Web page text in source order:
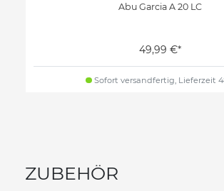
Abu Garcia A 20 LC
49,99 €*
Sofort versandfertig, Lieferzeit
ZUBEHÖR